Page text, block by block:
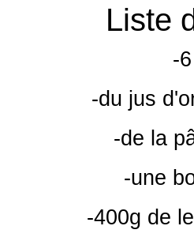
Liste
-
-du jus
-de la
-une
-400g de